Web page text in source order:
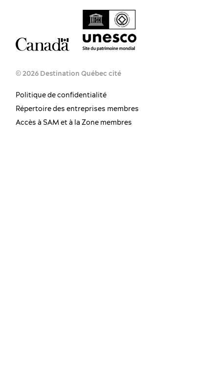
© 2026 Destination Québec cité
Politique de confidentialité
Répertoire des entreprises membres
Accès à SAM et à la Zone membres